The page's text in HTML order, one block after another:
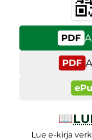
PDF
PDF
📖
Lue e-kirja